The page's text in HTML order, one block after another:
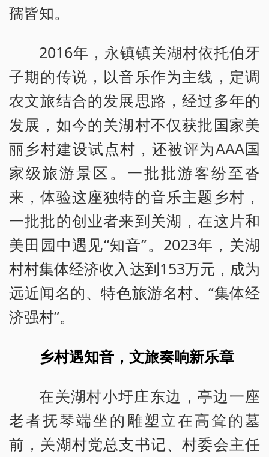
孺皆知。
2016年，永镇镇关湖村依托伯牙
子期的传说，以音乐作为主线，定调
农文旅结合的发展思路，经过多年的
发展，如今的关湖村不仅获批国家美
丽乡村建设试点村，还被评为AAA国
家级旅游景区。一批批游客纷至沓
来，体验这座独特的音乐主题乡村，
一批批的创业者来到关湖，在这片和
美田园中遇见“知音”。2023年，关湖
村村集体经济收入达到153万元，成为
远近闻名的、特色旅游名村、“集体经
济强村”。
乡村遇知音，文旅奏响新乐章
在关湖村小圩庄东边，亭边一座
老者抚琴端坐的雕塑立在高耸的墓
前，关湖村党总支书记、村委会主任